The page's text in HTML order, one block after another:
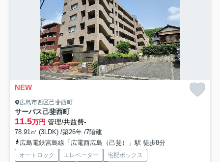
NEW
広島市西区己斐西町
サーパス己斐西町
11.5万円 管理/共益費-
78.91㎡ (3LDK) /築26年 /7階建
広島電鉄宮島線「広電西広島（己斐）」駅 徒歩8分
オートロック エレベーター
宅配ボックス